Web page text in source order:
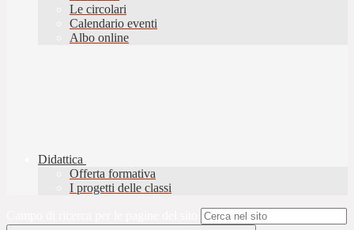
Le circolari
Calendario eventi
Albo online
Didattica
Offerta formativa
I progetti delle classi